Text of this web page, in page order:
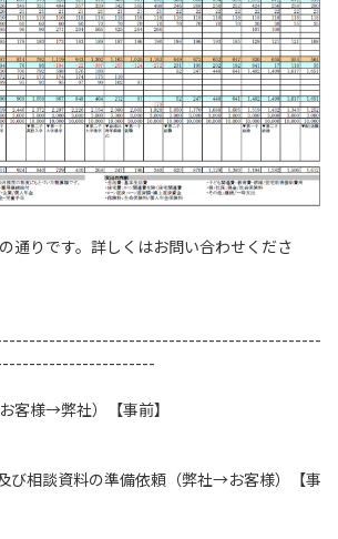
通りです。詳しくはお問い合わせくださ
客様→弊社）【事前】
び相談資料の準備依頼（弊社→お客様）【事